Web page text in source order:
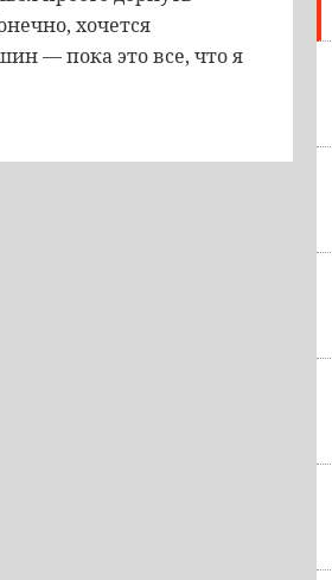
хочется
— пока это все, что я